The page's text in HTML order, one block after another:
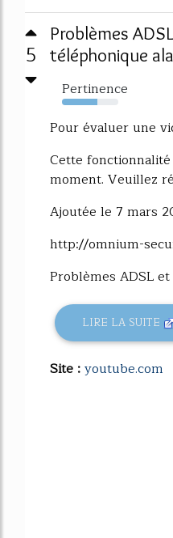
5
Problèmes
téléphonique
Pertinence
63%
Pour évaluer une
Cette
moment. Veuillez
Ajoutée le 7 mars
http://omnium-
Problèmes ADSL
LIRE LA SUITE
Site :youtube.com